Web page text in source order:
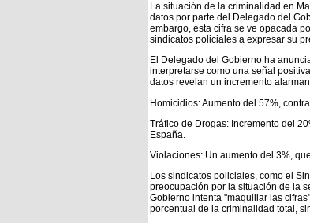
La situación de la criminalidad en
datos por parte del Delegado del
embargo, esta cifra se ve opacada
sindicatos policiales a expresar su
El Delegado del Gobierno ha
interpretarse como una señal
datos revelan un incremento
Homicidios: Aumento del 57%,
Tráfico de Drogas: Incremento del
España.
Violaciones: Un aumento del 3%,
Los sindicatos policiales, como el
preocupación por la situación de la
Gobierno intenta "maquillar las
porcentual de la criminalidad total,